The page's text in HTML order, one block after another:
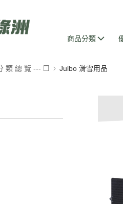
商品分類
類 總 覽 --- ❒ Julbo 滑雪用品